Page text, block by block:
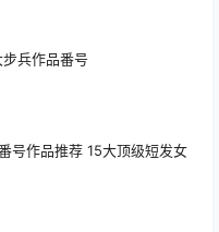
兵作品番号
号作品推荐 15大顶级短发女